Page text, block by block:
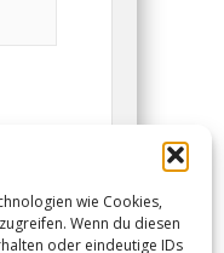
wie Cookies,
Wenn du diesen
oder eindeutige IDs